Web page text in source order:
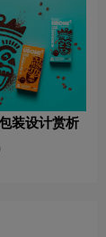
装设计赏析